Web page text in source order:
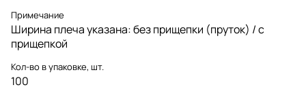
Примечание
Ширина плеча указана: без прищепки (пруток) / с
прищепкой
Кол-во в упаковке, шт.
100